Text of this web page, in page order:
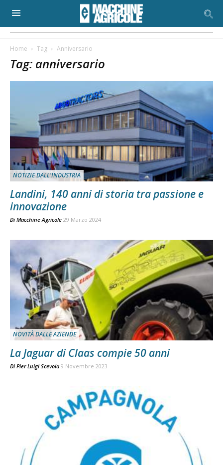
Home Tag Anniversario
Tag: anniversario
NOTIZIE DALL'INDUSTRIA
Landini, 140 anni di storia tra passione e
innovazione
Di Macchine Agricole 29 Marzo 2024
NOVITÀ DALLE AZIENDE
La Jaguar di Claas compie 50 anni
Di Pier Luigi Scevola 9 Novembre 2023